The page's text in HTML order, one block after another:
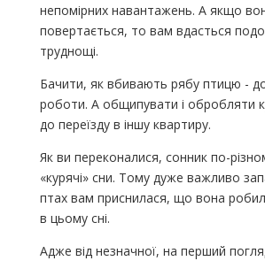
непомірних навантажень. А якщо
повертається, то вам вдасться
труднощі.
Бачити, як вбивають рябу птицю -
роботи. А общипувати і обробляти
до переїзду в іншу квартиру.
Як ви переконалися, сонник по-
«курячі» сни. Тому дуже важливо
птах вам приснилася, що вона
в цьому сні.
Адже від незначної, на перший